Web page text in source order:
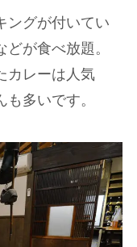
ングが付いてい
が食べ放題。
カレーは人気
多いです。